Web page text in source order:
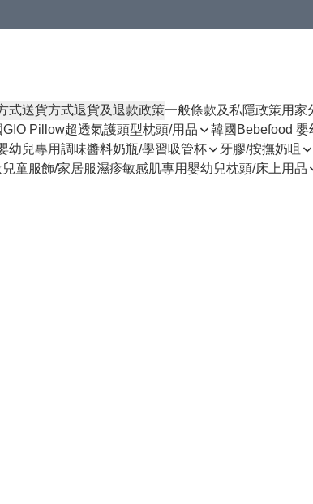
式送貨方式退貨及退款政策一般條款及私隱政策用家
GIO Pillow超透氣護頭型枕頭/用品 韓國Bebefood 嬰
幼兒專用調味醬料奶瓶/學習吸管杯 牙膠/按撫奶咀
兒童服飾/家居服濕疹敏感肌專用嬰幼兒枕頭/床上用品